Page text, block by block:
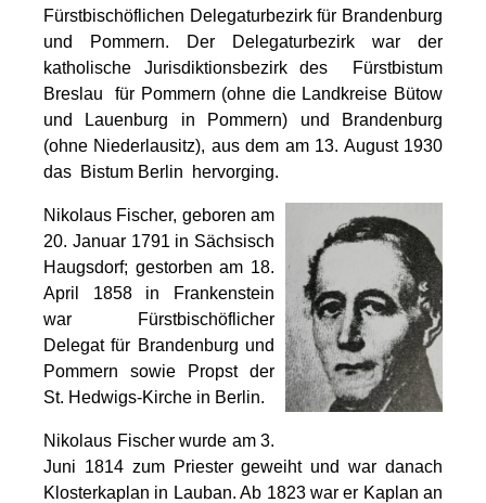
Fürstbischöflichen Delegaturbezirk für Brandenburg
und Pommern. Der Delegaturbezirk war der
katholische Jurisdiktionsbezirk des Fürstbistum
Breslau für Pommern (ohne die Landkreise Bütow
und Lauenburg in Pommern) und Brandenburg
(ohne Niederlausitz), aus dem am 13. August 1930
das Bistum Berlin hervorging.
Nikolaus Fischer, geboren am
20. Januar 1791 in Sächsisch
Haugsdorf; gestorben am 18.
April 1858 in Frankenstein
war Fürstbischöflicher
Delegat für Brandenburg und
Pommern sowie Propst der
St. Hedwigs-Kirche in Berlin.
Nikolaus Fischer wurde am 3.
Juni 1814 zum Priester geweiht und war danach
Klosterkaplan in Lauban. Ab 1823 war er Kaplan an